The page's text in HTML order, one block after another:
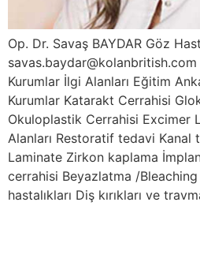
Op. Dr. Savaş BAYDAR Göz
savas.baydar@kolanbritish.com
Kurumlar İlgi Alanları Eğitim
Kurumlar Katarakt Cerrahisi
Okuloplastik Cerrahisi Excimer
Alanları Restoratif tedavi Kanal
Laminate Zirkon kaplama
cerrahisi Beyazlatma /
hastalıkları Diş kırıkları ve